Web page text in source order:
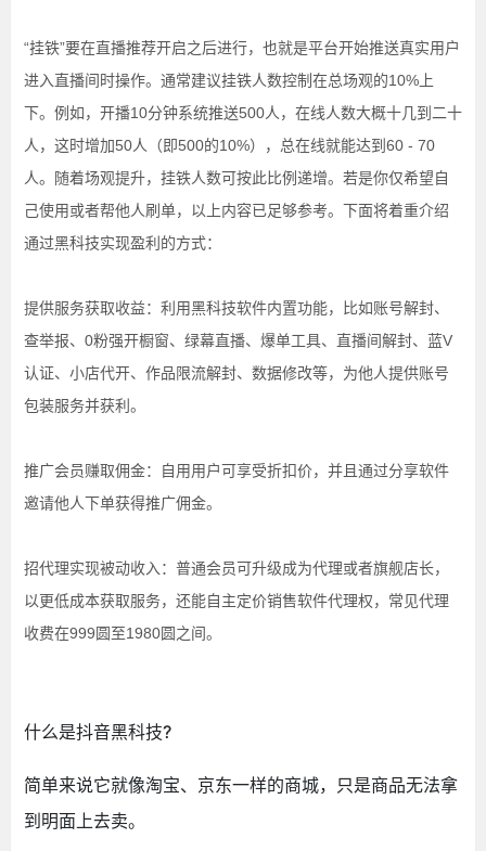
“挂铁”要在直播推荐开启之后进行，也就是平台开始推送真实用户
进入直播间时操作。通常建议挂铁人数控制在总场观的10%上
下。例如，开播10分钟系统推送500人，在线人数大概十几到二十
人，这时增加50人（即500的10%），总在线就能达到60 - 70
人。随着场观提升，挂铁人数可按此比例递增。 若是你仅希望自
己使用或者帮他人刷单，以上内容已足够参考。下面将着重介绍
通过黑科技实现盈利的方式：
提供服务获取收益：利用黑科技软件内置功能，比如账号解封、
查举报、0粉强开橱窗、绿幕直播、爆单工具、直播间解封、蓝V
认证、小店代开、作品限流解封、数据修改等，为他人提供账号
包装服务并获利。
推广会员赚取佣金：自用用户可享受折扣价，并且通过分享软件
邀请他人下单获得推广佣金。
招代理实现被动收入：普通会员可升级成为代理或者旗舰店长，
以更低成本获取服务，还能自主定价销售软件代理权，常见代理
收费在999圆至1980圆之间。
什么是抖音黑科技?
简单来说它就像淘宝、京东一样的商城，只是商品无法拿
到明面上去卖。